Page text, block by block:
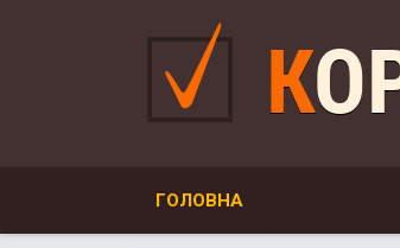
ГОЛОВНА